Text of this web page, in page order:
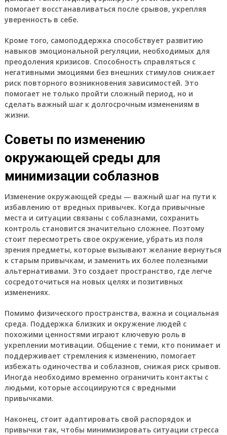
помогает восстанавливаться после срывов, укрепляя
уверенность в себе.
Кроме того, самоподдержка способствует развитию
навыков эмоциональной регуляции, необходимых для
преодоления кризисов. Способность справляться с
негативными эмоциями без внешних стимулов снижает
риск повторного возникновения зависимостей. Это
помогает не только пройти сложный период, но и
сделать важный шаг к долгосрочным изменениям в
жизни.
Советы по изменению
окружающей среды для
минимизации соблазнов
Изменение окружающей среды — важный шаг на пути к
избавлению от вредных привычек. Когда привычные
места и ситуации связаны с соблазнами, сохранить
контроль становится значительно сложнее. Поэтому
стоит пересмотреть свое окружение, убрать из поля
зрения предметы, которые вызывают желание вернуться
к старым привычкам, и заменить их более полезными
альтернативами. Это создает пространство, где легче
сосредоточиться на новых целях и позитивных
изменениях.
Помимо физического пространства, важна и социальная
среда. Поддержка близких и окружение людей с
похожими ценностями играют ключевую роль в
укреплении мотивации. Общение с теми, кто понимает и
поддерживает стремления к изменению, помогает
избежать одиночества и соблазнов, снижая риск срывов.
Иногда необходимо временно ограничить контакты с
людьми, которые ассоциируются с вредными
привычками.
Наконец, стоит адаптировать свой распорядок и
привычки так, чтобы минимизировать ситуации стресса